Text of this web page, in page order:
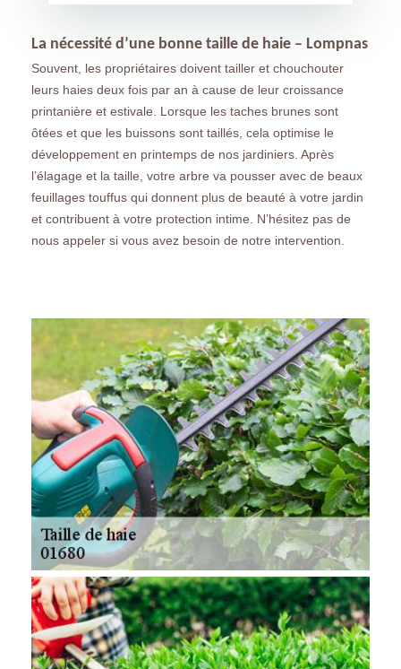
La nécessité d’une bonne taille de haie – Lompnas
Souvent, les propriétaires doivent tailler et chouchouter
leurs haies deux fois par an à cause de leur croissance
printanière et estivale. Lorsque les taches brunes sont
ôtées et que les buissons sont taillés, cela optimise le
développement en printemps de nos jardiniers. Après
l’élagage et la taille, votre arbre va pousser avec de beaux
feuillages touffus qui donnent plus de beauté à votre jardin
et contribuent à votre protection intime. N’hésitez pas de
nous appeler si vous avez besoin de notre intervention.